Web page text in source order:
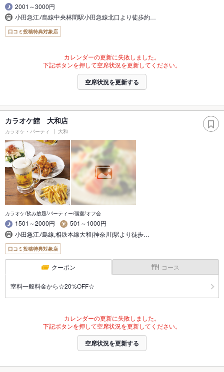
2001～3000円
小田急江ﾉ島線中央林間駅小田急線北口より徒歩約…
口コミ投稿特典対象店
カレンダーの更新に失敗しました。
下記ボタンを押して空席状況を更新してください。
空席状況を更新する
カラオケ館 大和店
カラオケ・パーティ 大和
カラオケ/飲み放題/パーティー/個室/オフ会
1501～2000円
501～1000円
小田急江ﾉ島線,相鉄本線大和(神奈川)駅より徒歩…
口コミ投稿特典対象店
クーポン コース
室料一般料金から☆20%OFF☆
カレンダーの更新に失敗しました。
下記ボタンを押して空席状況を更新してください。
空席状況を更新する